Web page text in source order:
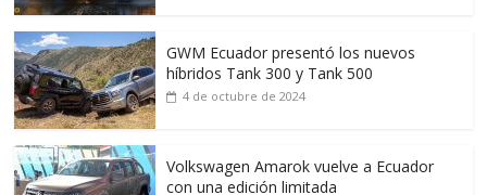
GWM Ecuador presentó los nuevos
híbridos Tank 300 y Tank 500
4 de octubre de 2024
Volkswagen Amarok vuelve a Ecuador
con una edición limitada